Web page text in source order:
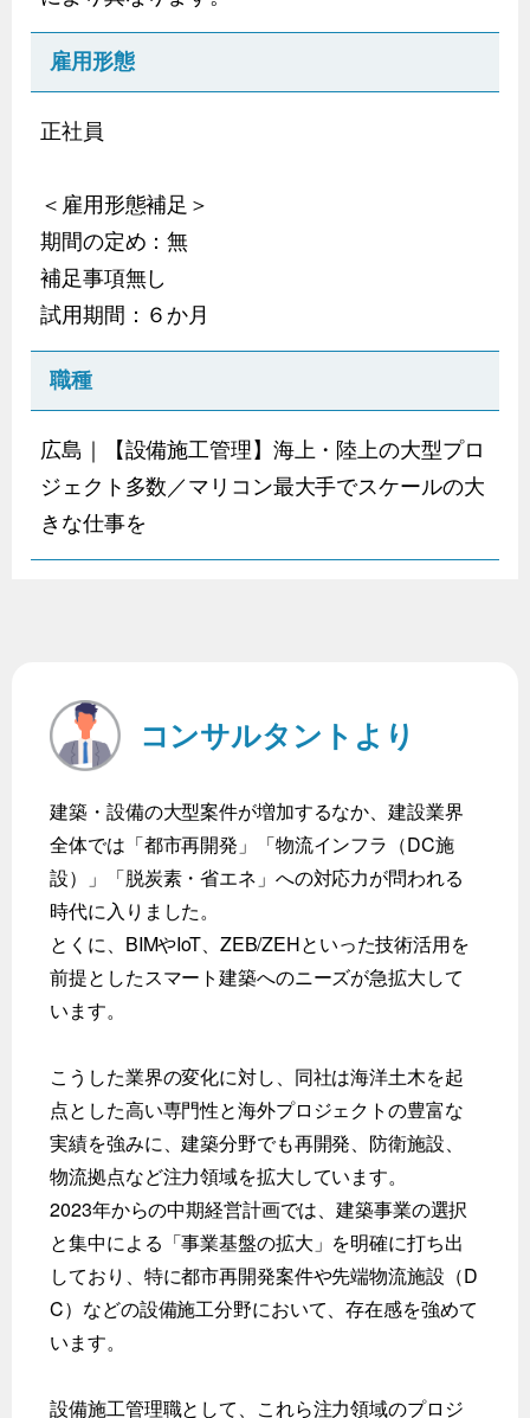
雇用形態
正社員
＜雇用形態補足＞
期間の定め：無
補足事項無し
試用期間：６か月
職種
広島｜【設備施工管理】海上・陸上の大型プロ
ジェクト多数／マリコン最大手でスケールの大
きな仕事を
コンサルタントより
建築・設備の大型案件が増加するなか、建設業界
全体では「都市再開発」「物流インフラ（DC施
設）」「脱炭素・省エネ」への対応力が問われる
時代に入りました。
とくに、BIMやIoT、ZEB/ZEHといった技術活用を
前提としたスマート建築へのニーズが急拡大して
います。
こうした業界の変化に対し、同社は海洋土木を起
点とした高い専門性と海外プロジェクトの豊富な
実績を強みに、建築分野でも再開発、防衛施設、
物流拠点など注力領域を拡大しています。
2023年からの中期経営計画では、建築事業の選択
と集中による「事業基盤の拡大」を明確に打ち出
しており、特に都市再開発案件や先端物流施設（D
C）などの設備施工分野において、存在感を強めて
います。
設備施工管理職として、これら注力領域のプロジ